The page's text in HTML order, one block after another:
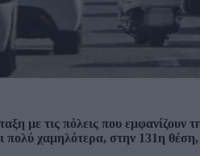
με τις πόλεις που εμφανίζουν
χαμηλότερα, στην 131η